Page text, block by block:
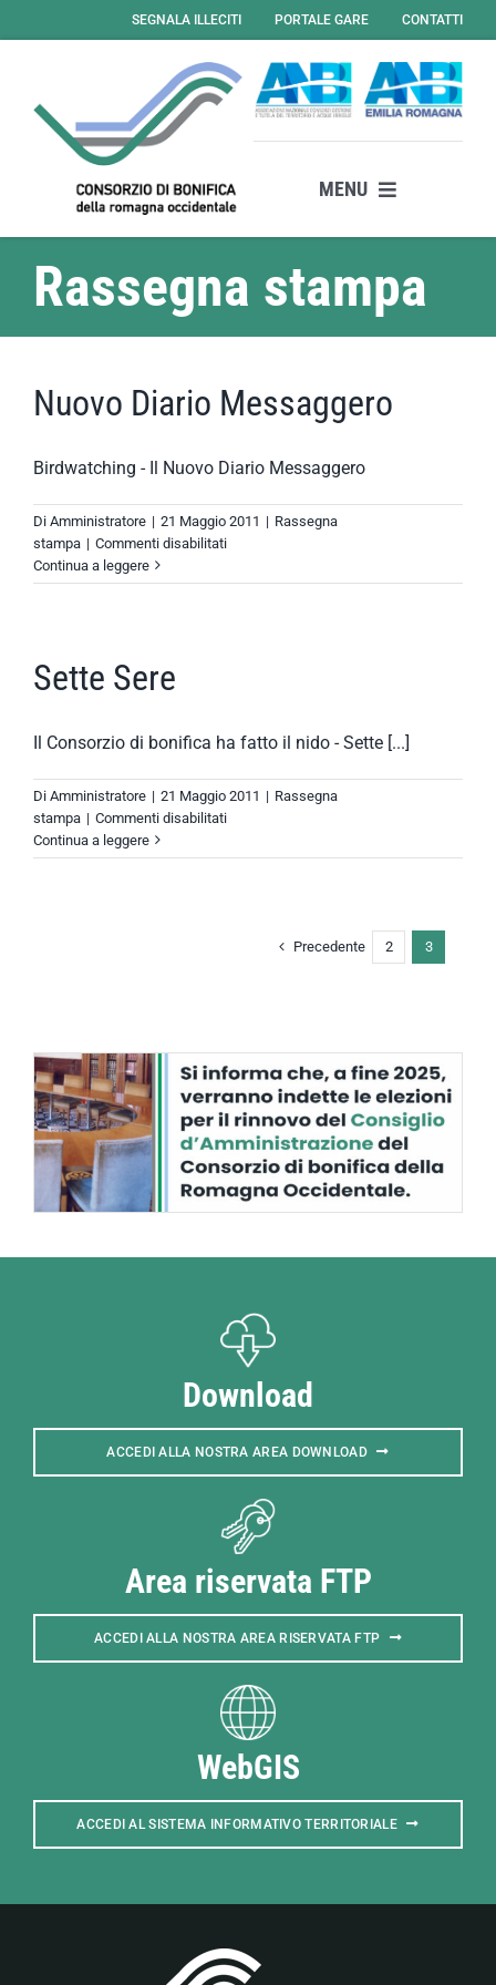
al
SEGNALA ILLECITI PORTALE GARE CONTATTI
MENU
Il consorzio
Attività
Amministrazione Trasparente
Albo Online – Gare
Rassegna stampa
Nuovo Diario Messaggero
Birdwatching - Il Nuovo Diario Messaggero
Di Amministratore | 21 Maggio 2011 | Rassegna
stampa | Commenti disabilitatisu
Diario
Continua a leggere
Sette Sere
Il Consorzio di bonifica ha fatto il nido - Sette [...]
Di Amministratore | 21 Maggio 2011 | Rassegna
stampa | Commenti disabilitatisu
Sere
Continua a leggere
Precedente 2 3
Download
ACCEDI ALLA NOSTRA AREA DOWNLOAD
Area riservata FTP
ACCEDI ALLA NOSTRA AREA RISERVATA FTP
WebGIS
ACCEDI AL SISTEMA INFORMATIVO TERRITORIALE